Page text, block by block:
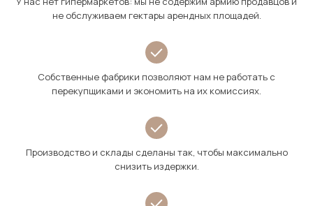
не обслуживаем гектары арендных площадей.
Собственные фабрики позволяют нам не работать с
перекупщиками и экономить на их комиссиях.
Производство и склады сделаны так, чтобы максимально
снизить издержки.